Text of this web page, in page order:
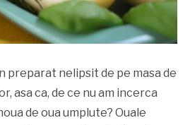
preparat nelipsit de pe masa de
asa ca, de ce nu am incerca
de oua umplute? Ouale